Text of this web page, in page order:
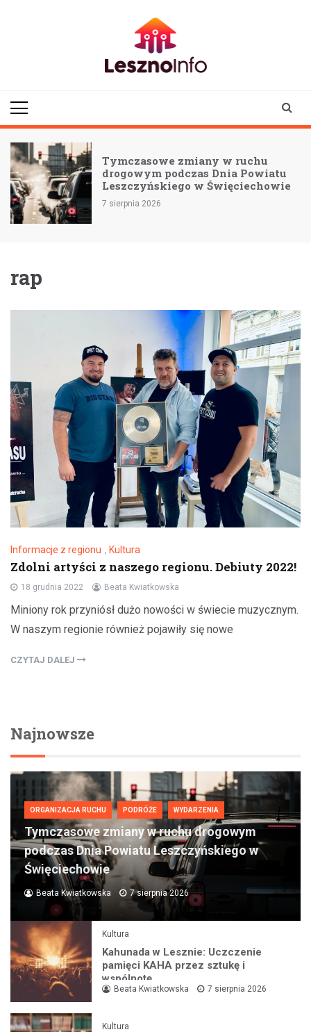
Tymczasowe zmiany w ruchu
drogowym podczas Dnia Powiatu
Leszczyńskiego w Święciechowie
7 sierpnia 2026
rap
Informacje z regionu , Kultura
Zdolni artyści z naszego regionu. Debiuty 2022!
18 grudnia 2022 Beata Kwiatkowska
Miniony rok przyniósł dużo nowości w świecie muzycznym.
W naszym regionie również pojawiły się nowe
CZYTAJ DALEJ
Najnowsze
ORGANIZACJA RUCHU PODRÓŻE WYDARZENIA
Tymczasowe zmiany w ruchu drogowym
podczas Dnia Powiatu Leszczyńskiego w
Święciechowie
Beata Kwiatkowska 7 sierpnia 2026
Kultura
Kahunada w Lesznie: Uczczenie
pamięci KAHA przez sztukę i
wspólnotę
Beata Kwiatkowska 7 sierpnia 2026
Kultura